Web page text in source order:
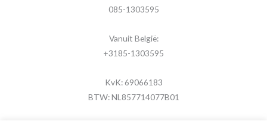
085-1303595
Vanuit België:
+3185-1303595
KvK: 69066183
BTW: NL857714077B01